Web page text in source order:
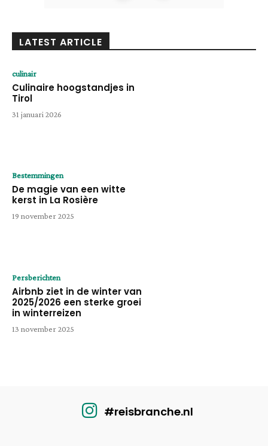
LATEST ARTICLE
culinair
Culinaire hoogstandjes in
Tirol
31 januari 2026
Bestemmingen
De magie van een witte
kerst in La Rosière
19 november 2025
Persberichten
Airbnb ziet in de winter van
2025/2026 een sterke groei
in winterreizen
13 november 2025
#reisbranche.nl